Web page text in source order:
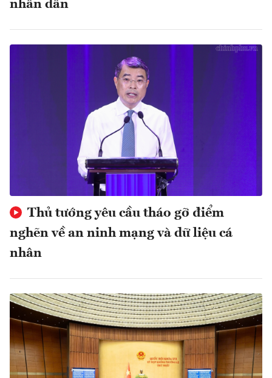
nhân dân
Thủ tướng yêu cầu tháo gỡ điểm
nghẽn về an ninh mạng và dữ liệu cá
nhân